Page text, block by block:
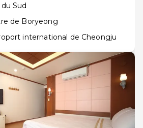
Sud
de Boryeong
international de Cheongju